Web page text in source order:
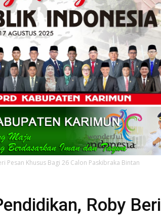
Pesan Khusus Bagi 26 Calon Paskibraka Bintan
Roby Beri